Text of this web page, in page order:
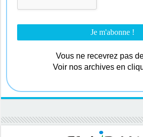
Vous ne recevrez pas
Voir nos archives en